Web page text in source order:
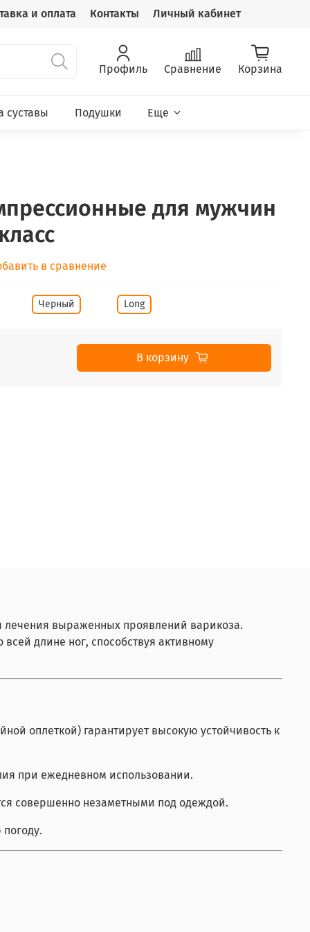
и оплата Контакты Личный кабинет
Профиль Сравнение Корзина
суставы Подушки Еще
для мужчин
в сравнение
Черный Long
В корзину
лечения выраженных проявлений варикоза.
длине ног, способствуя активному
оплеткой) гарантирует высокую устойчивость к
при ежедневном использовании.
совершенно незаметными под одеждой.